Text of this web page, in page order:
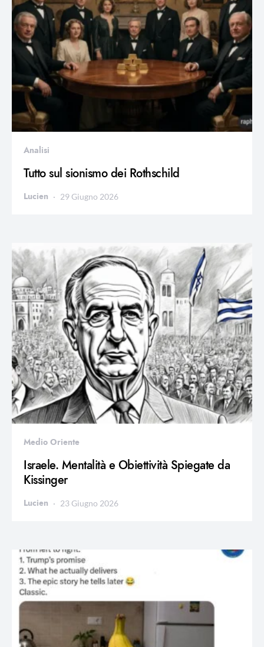
Analisi
Tutto sul sionismo dei Rothschild
Lucien 29 Giugno 2026
Medio Oriente
Israele. Mentalità e Obiettività Spiegate da
Kissinger
Lucien 23 Giugno 2026